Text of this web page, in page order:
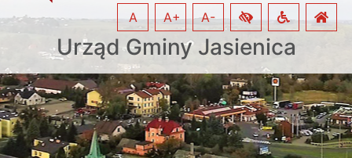
Urząd Gminy Jasienica
A A+ A-